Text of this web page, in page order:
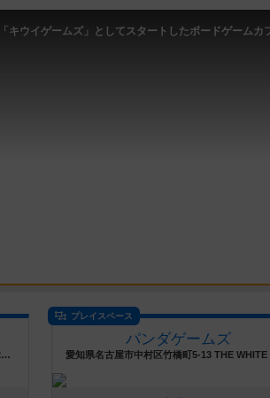
キウイゲームズ」としてスタートしたボードゲームカ
熊本県菊池市隈府1039-3ハザマアパートメント2号室
プレイスペース
パンダゲームズ